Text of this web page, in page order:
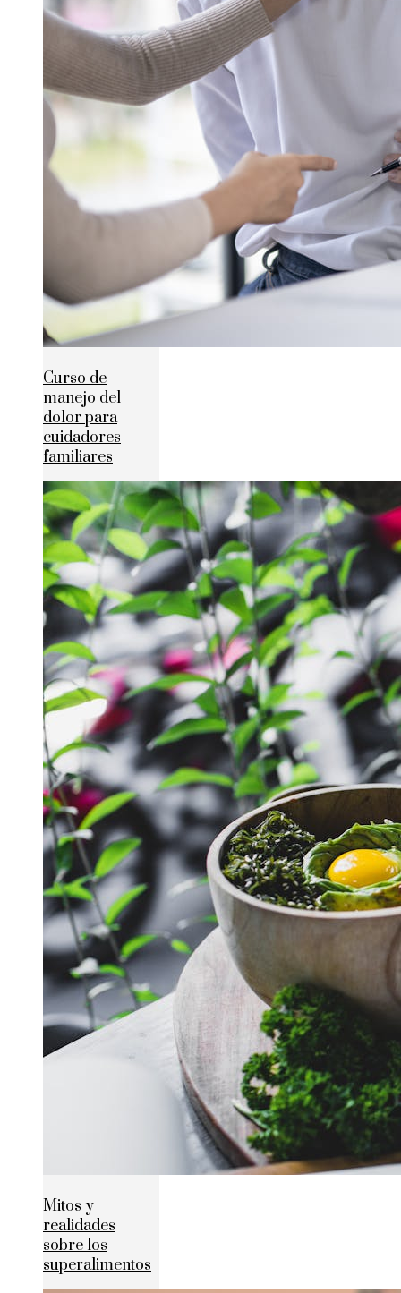
Curso de
manejo del
dolor para
cuidadores
familiares
Mitos y
realidades
sobre los
superalimentos